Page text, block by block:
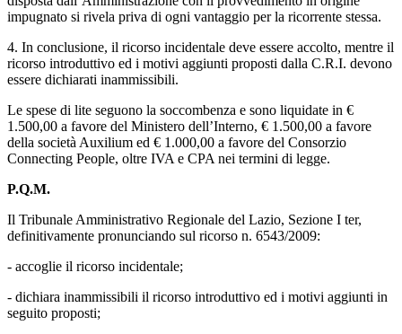
impugnato si rivela priva di ogni vantaggio per la ricorrente stessa.
4. In conclusione, il ricorso incidentale deve essere accolto, mentre il
ricorso introduttivo ed i motivi aggiunti proposti dalla C.R.I. devono
essere dichiarati inammissibili.
Le spese di lite seguono la soccombenza e sono liquidate in €
1.500,00 a favore del Ministero dell’Interno, € 1.500,00 a favore
della società Auxilium ed € 1.000,00 a favore del Consorzio
Connecting People, oltre IVA e CPA nei termini di legge.
P.Q.M.
Il Tribunale Amministrativo Regionale del Lazio, Sezione I ter,
definitivamente pronunciando sul ricorso n. 6543/2009:
- accoglie il ricorso incidentale;
- dichiara inammissibili il ricorso introduttivo ed i motivi aggiunti in
seguito proposti;